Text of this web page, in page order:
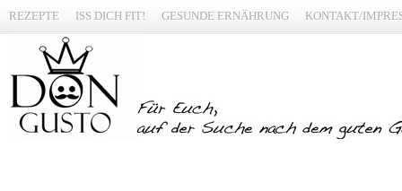
REZEPTE ISS DICH FIT! GESUNDE ERNÄHRUNG KONTAKT/